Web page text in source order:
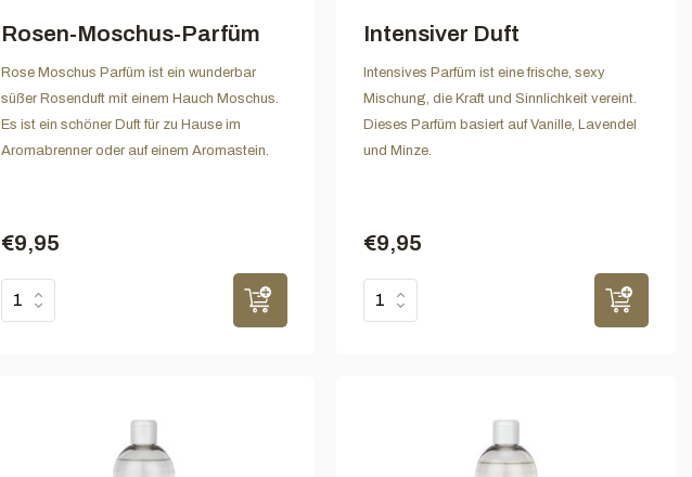
Rosen-Moschus-Parfüm
Rose Moschus Parfüm ist ein wunderbar
süßer Rosenduft mit einem Hauch Moschus.
Es ist ein schöner Duft für zu Hause im
Aromabrenner oder auf einem Aromastein.
€9,95
Intensiver Duft
Intensives Parfüm ist eine frische, sexy
Mischung, die Kraft und Sinnlichkeit vereint.
Dieses Parfüm basiert auf Vanille, Lavendel
und Minze.
€9,95